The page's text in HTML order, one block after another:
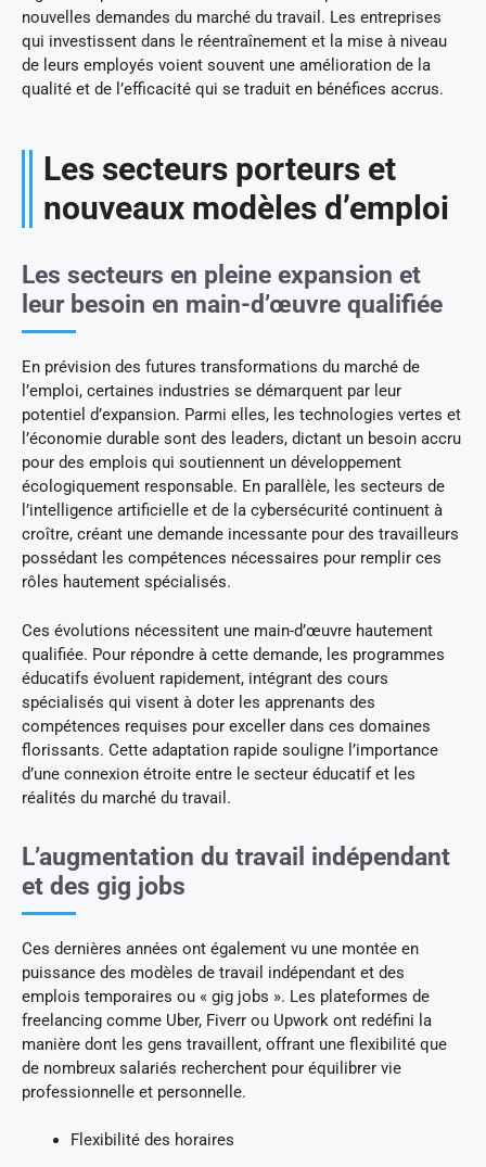
nouvelles demandes du marché du travail. Les entreprises
qui investissent dans le réentraînement et la mise à niveau
de leurs employés voient souvent une amélioration de la
qualité et de l’efficacité qui se traduit en bénéfices accrus.
Les secteurs porteurs et
nouveaux modèles d’emploi
Les secteurs en pleine expansion et
leur besoin en main-d’œuvre qualifiée
En prévision des futures transformations du marché de
l’emploi, certaines industries se démarquent par leur
potentiel d’expansion. Parmi elles, les technologies vertes et
l’économie durable sont des leaders, dictant un besoin accru
pour des emplois qui soutiennent un développement
écologiquement responsable. En parallèle, les secteurs de
l’intelligence artificielle et de la cybersécurité continuent à
croître, créant une demande incessante pour des travailleurs
possédant les compétences nécessaires pour remplir ces
rôles hautement spécialisés.
Ces évolutions nécessitent une main-d’œuvre hautement
qualifiée. Pour répondre à cette demande, les programmes
éducatifs évoluent rapidement, intégrant des cours
spécialisés qui visent à doter les apprenants des
compétences requises pour exceller dans ces domaines
florissants. Cette adaptation rapide souligne l’importance
d’une connexion étroite entre le secteur éducatif et les
réalités du marché du travail.
L’augmentation du travail indépendant
et des gig jobs
Ces dernières années ont également vu une montée en
puissance des modèles de travail indépendant et des
emplois temporaires ou « gig jobs ». Les plateformes de
freelancing comme Uber, Fiverr ou Upwork ont redéfini la
manière dont les gens travaillent, offrant une flexibilité que
de nombreux salariés recherchent pour équilibrer vie
professionnelle et personnelle.
Flexibilité des horaires